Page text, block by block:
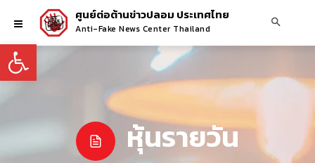
Open toolbar
ศูนย์ต่อต้านข่าวปลอม ประเทศไทย
Anti-Fake News Center Thailand
หุ้นรายวัน